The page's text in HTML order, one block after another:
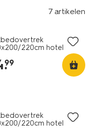
7 artikelen
220cm hotel
.
99
220cm hotel